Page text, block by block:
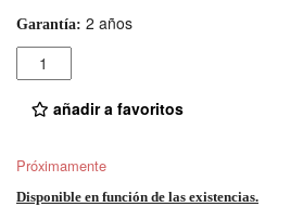
Garantía: 2 años
Cantidad
añadir a favoritos
Próximamente
Disponible en función de las existencias.